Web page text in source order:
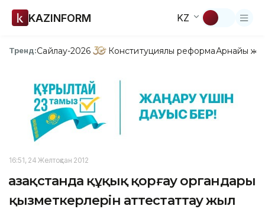
KAZINFORM KZ
Тренд:Сайлау-2026 Конституциялық реформаАрнайы
16:51, 24 Желтоқсан 2012
Қазақстанда құқық қорғау органдары
қызметкерлерін аттестаттау жыл